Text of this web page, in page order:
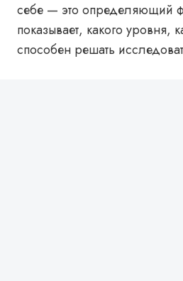
себе — это определяющий
показывает, какого уровня,
способен решать